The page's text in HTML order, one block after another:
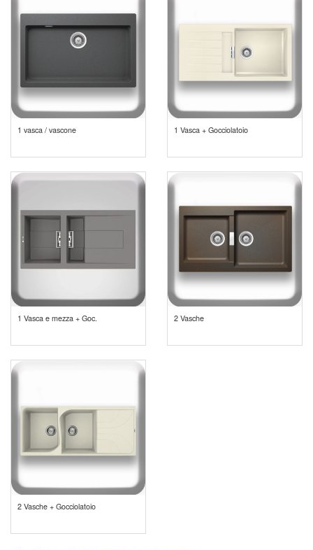
1 vasca / vascone 1 Vasca + Gocciolatoio
1 Vasca e mezza + Goc. 2 Vasche
2 Vasche + Gocciolatoio